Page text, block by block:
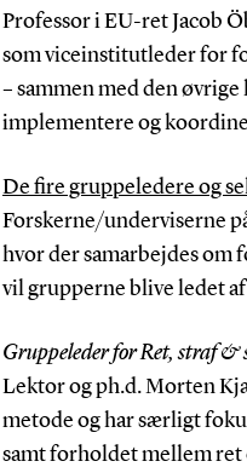
Professor i EU-ret Jacob
som viceinstitutleder for
– sammen med den
implementere og
De fire gruppeledere og
Forskerne/underviserne
hvor der samarbejdes om
vil grupperne blive ledet
Gruppeleder for Ret, straf &
Lektor og ph.d. Morten
metode og har særligt
samt forholdet mellem ret